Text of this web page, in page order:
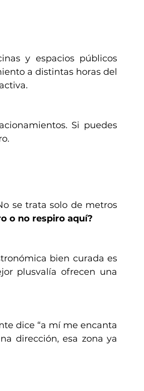
y espacios públicos
a distintas horas del
Si puedes
se trata solo de metros
o no respiro aquí?
bien curada es
plusvalía ofrecen una
dice “a mí me encanta
dirección, esa zona ya